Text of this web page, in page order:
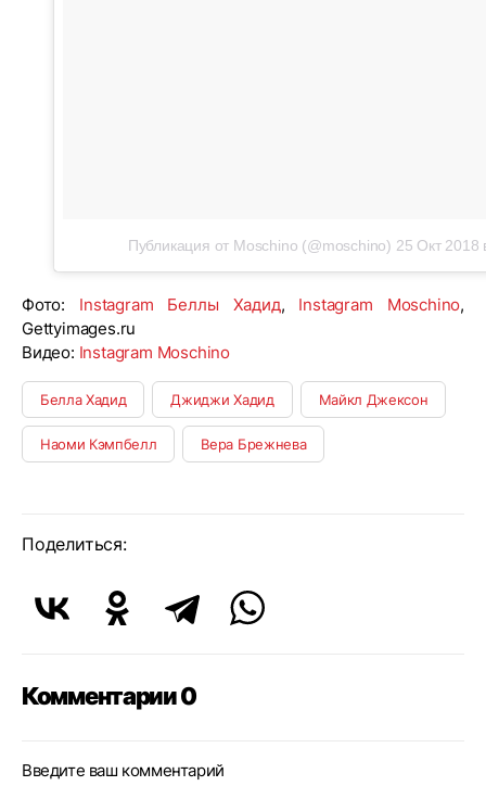
Публикация от Moschino (@moschino) 25 Окт 2018
Фото: Instagram Беллы Хадид, Instagram Moschino,
Gettyimages.ru
Видео: Instagram Moschino
Белла Хадид Джиджи Хадид Майкл Джексон
Наоми Кэмпбелл Вера Брежнева
Поделиться:
Комментарии 0
Введите ваш комментарий